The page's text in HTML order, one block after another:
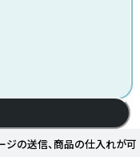
ジの送信、商品の仕入れが可